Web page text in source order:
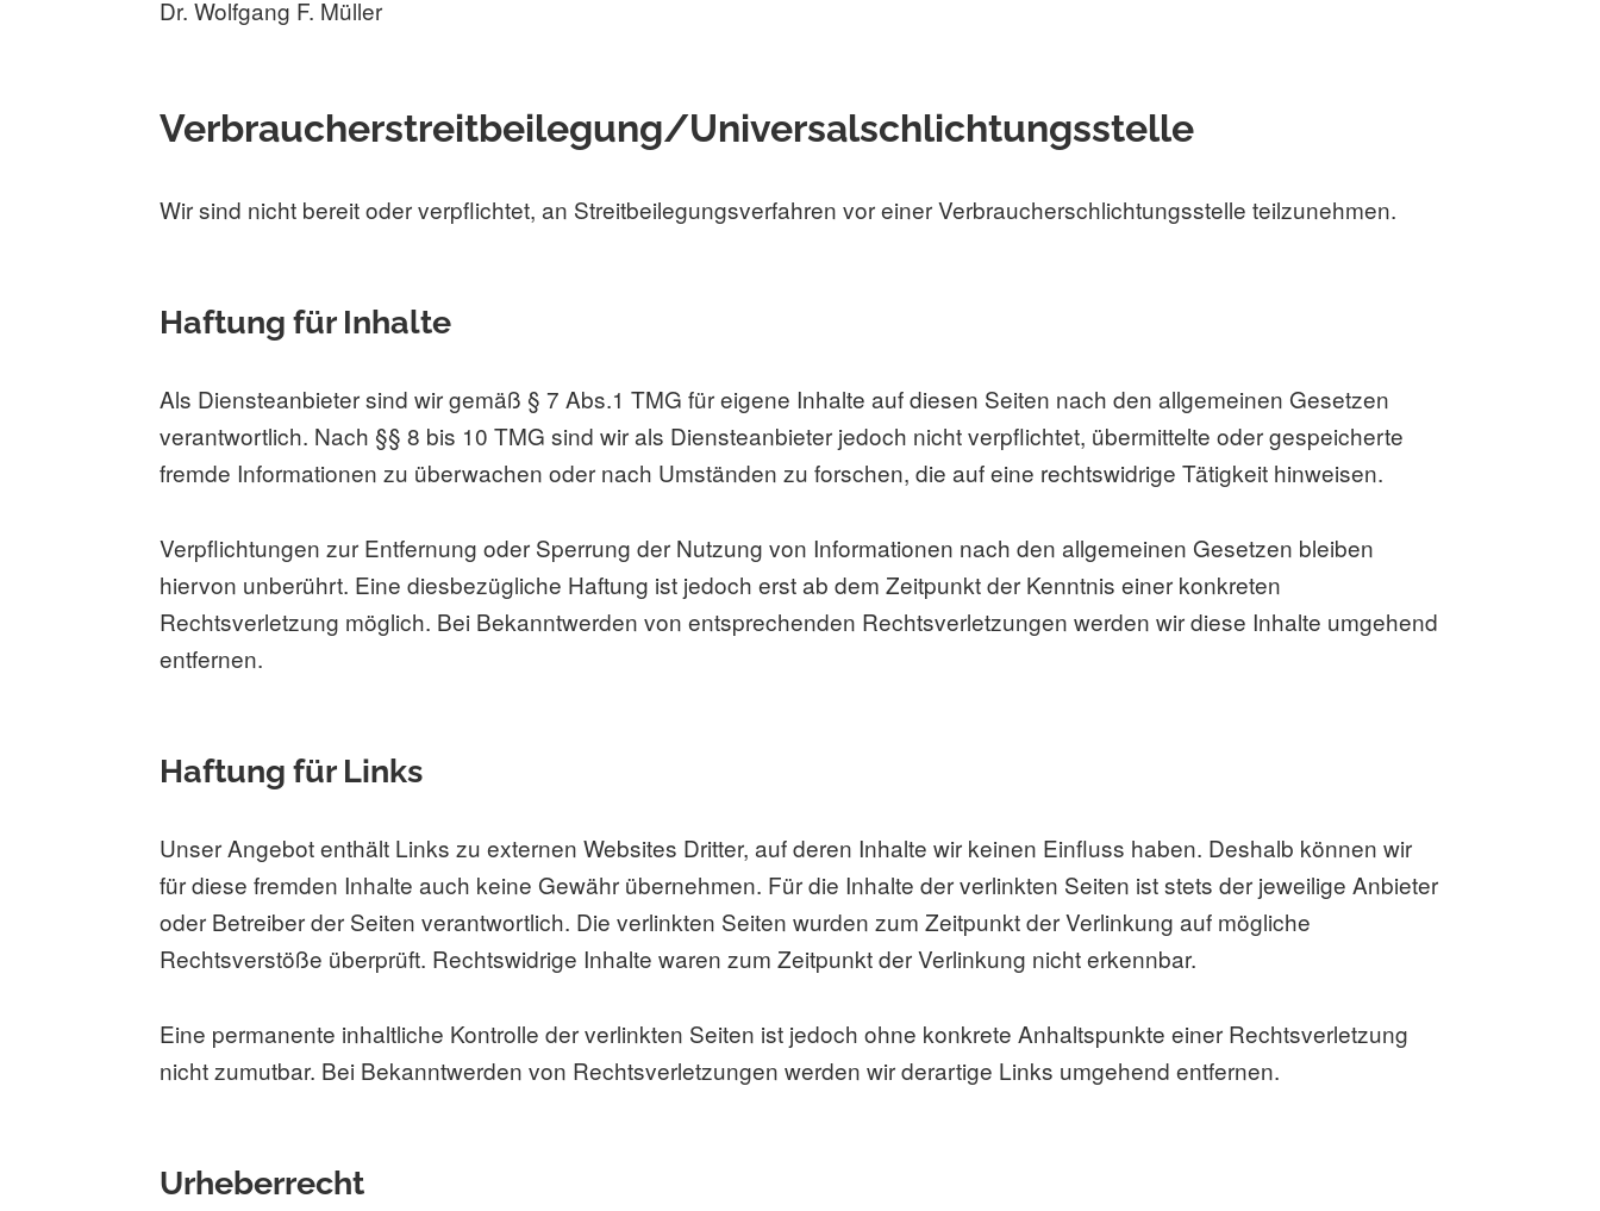
Dr. Wolfgang F. Müller
Verbraucher­streit­beilegung/Universal­schlichtungs­stelle
Wir sind nicht bereit oder verpflichtet, an Streitbeilegungsverfahren vor einer Verbraucherschlichtungsstelle teilzunehmen.
Haftung für Inhalte
Als Diensteanbieter sind wir gemäß § 7 Abs.1 TMG für eigene Inhalte auf diesen Seiten nach den allgemeinen Gesetzen
verantwortlich. Nach §§ 8 bis 10 TMG sind wir als Diensteanbieter jedoch nicht verpflichtet, übermittelte oder gespeicherte
fremde Informationen zu überwachen oder nach Umständen zu forschen, die auf eine rechtswidrige Tätigkeit hinweisen.
Verpflichtungen zur Entfernung oder Sperrung der Nutzung von Informationen nach den allgemeinen Gesetzen bleiben
hiervon unberührt. Eine diesbezügliche Haftung ist jedoch erst ab dem Zeitpunkt der Kenntnis einer konkreten
Rechtsverletzung möglich. Bei Bekanntwerden von entsprechenden Rechtsverletzungen werden wir diese Inhalte umgehend
entfernen.
Haftung für Links
Unser Angebot enthält Links zu externen Websites Dritter, auf deren Inhalte wir keinen Einfluss haben. Deshalb können wir
für diese fremden Inhalte auch keine Gewähr übernehmen. Für die Inhalte der verlinkten Seiten ist stets der jeweilige Anbieter
oder Betreiber der Seiten verantwortlich. Die verlinkten Seiten wurden zum Zeitpunkt der Verlinkung auf mögliche
Rechtsverstöße überprüft. Rechtswidrige Inhalte waren zum Zeitpunkt der Verlinkung nicht erkennbar.
Eine permanente inhaltliche Kontrolle der verlinkten Seiten ist jedoch ohne konkrete Anhaltspunkte einer Rechtsverletzung
nicht zumutbar. Bei Bekanntwerden von Rechtsverletzungen werden wir derartige Links umgehend entfernen.
Urheberrecht